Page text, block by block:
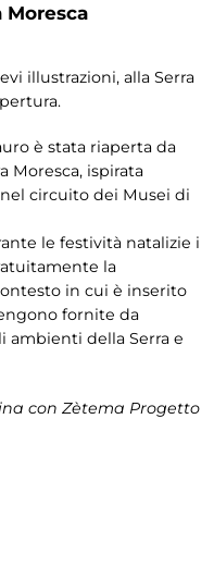
Moresca
illustrazioni, alla Serra
è stata riaperta da
Moresca, ispirata
circuito dei Musei di
le festività natalizie i
la
in cui è inserito
fornite da
della Serra e
con Zètema Progetto